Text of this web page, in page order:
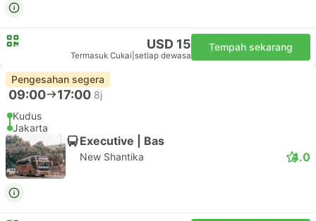
USD 15
Termasuk Cukai setiap dewasa
Tempah sekarang
Pengesahan segera
09:00 17:00 8j
Kudus
Jakarta
Executive | Bas
New Shantika 4.0